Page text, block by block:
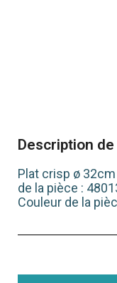
Description
Plat crisp ø
de la pièce :
Couleur de la